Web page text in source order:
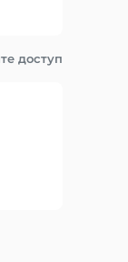
доступ